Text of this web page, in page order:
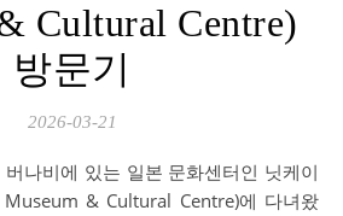
Cultural Centre)
방문기
2026-03-21
& Cultural Centre)에 다녀왔